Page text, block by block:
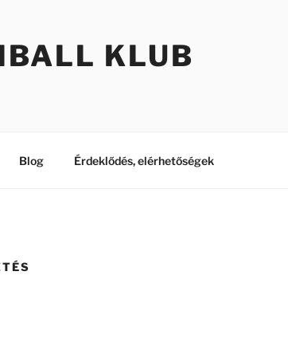
KLUB
Blog Érdeklődés, elérhetőségek